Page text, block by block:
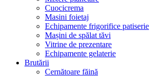
Cuocicrema
Masini foietaj
Echipamente frigorifice patiserie
Mașini de spălat tăvi
Vitrine de prezentare
Echipamente gelaterie
Brutării
Cernătoare făină